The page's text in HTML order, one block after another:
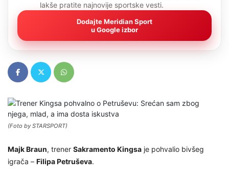
lakše pratite najnovije sportske vesti.
Dodajte Meridian Sport
u Google izbor
(Foto by STARSPORT)
Majk Braun, trener Sakramento Kingsa je pohvalio bivšeg
igrača – Filipa Petruševa.